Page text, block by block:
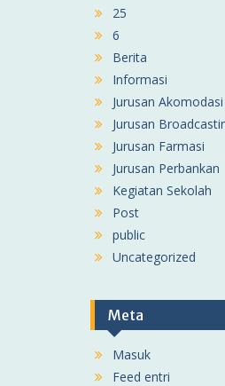
25
6
Berita
Informasi
Jurusan
Jurusan
Jurusan Farmasi
Jurusan Perbankan
Kegiatan Sekolah
Post
public
Uncategorized
Meta
Masuk
Feed entri